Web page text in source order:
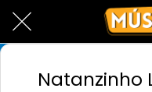
Natanzinho